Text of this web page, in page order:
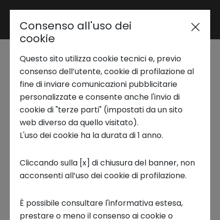
Area riservata
Trend Analysis
Applied Research
Startup Development
Business Transformation
Ecosystem enabling
C'è sempre più vita
da vivere - Podcast
12 OTTOBRE 2023
Consenso all'uso dei
cookie
Questo sito utilizza cookie tecnici e, previo
consenso dell’utente, cookie di profilazione al
fine di inviare comunicazioni pubblicitarie
personalizzate e consente anche l'invio di
cookie di "terze parti" (impostati da un sito
web diverso da quello visitato).
L'uso dei cookie ha la durata di 1 anno.
Cliccando sulla [x] di chiusura del banner, non
acconsenti all’uso dei cookie di profilazione.
È possibile consultare l'informativa estesa,
prestare o meno il consenso ai cookie o